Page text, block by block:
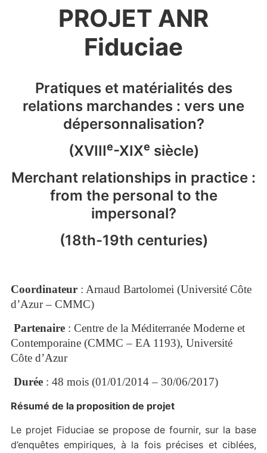
PROJET ANR
Fiduciae
Pratiques et matérialités des
relations marchandes : vers une
dépersonnalisation?
(XVIIIe-XIXe siècle)
Merchant relationships in practice :
from the personal to the
impersonal?
(18th-19th centuries)
Coordinateur : Arnaud Bartolomei (Université Côte
d’Azur – CMMC)
Partenaire : Centre de la Méditerranée Moderne et
Contemporaine (CMMC – EA 1193), Université
Côte d’Azur
Durée : 48 mois (01/01/2014 – 30/06/2017)
Résumé de la proposition de projet
Le projet Fiduciae se propose de fournir, sur la base
d’enquêtes empiriques, à la fois précises et ciblées,